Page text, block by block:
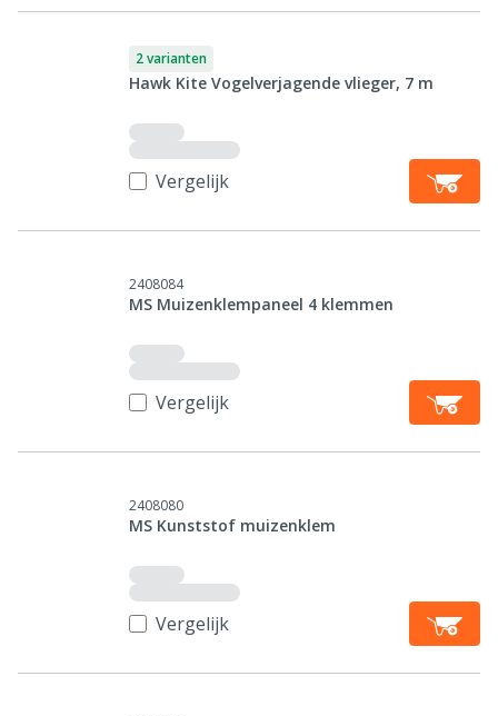
2 varianten
Hawk Kite Vogelverjagende vlieger, 7 m
Vergelijk
2408084
MS Muizenklempaneel 4 klemmen
Vergelijk
2408080
MS Kunststof muizenklem
Vergelijk